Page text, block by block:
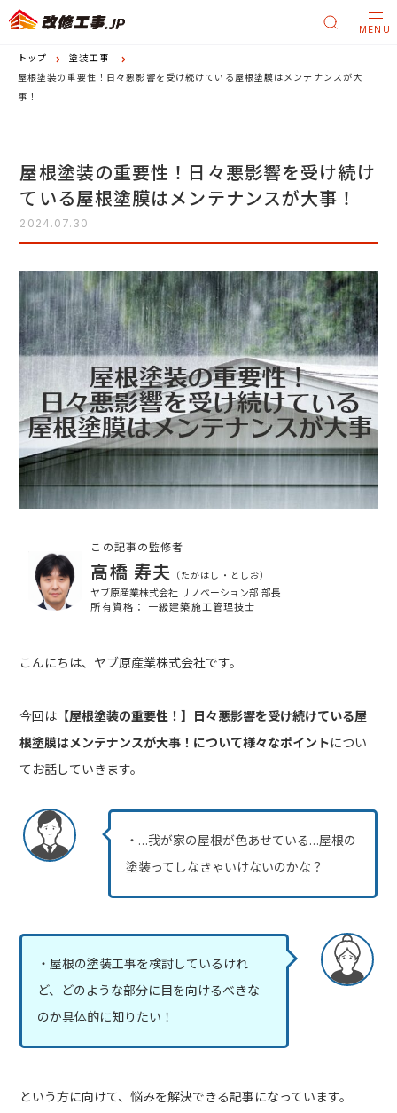
MENU
トップ
塗装工事
屋根塗装の重要性！日々悪影響を受け続けている屋根塗膜はメンテナンスが大
事！
屋根塗装の重要性！日々悪影響を受け続け
ている屋根塗膜はメンテナンスが大事！
2024.07.30
この記事の監修者
高橋 寿夫 （たかはし・としお）
ヤブ原産業株式会社 リノベーション部 部長
所有資格： 一級建築施工管理技士
こんにちは、ヤブ原産業株式会社です。
今回は 【屋根塗装の重要性！】日々悪影響を受け続けている屋
根塗膜はメンテナンスが大事！について様々なポイントについ
てお話していきます。
・…我が家の屋根が色あせている…屋根の
塗装ってしなきゃいけないのかな？
・屋根の塗装工事を検討しているけれ
ど、どのような部分に目を向けるべきな
のか具体的に知りたい！
という方に向けて、悩みを解決できる記事になっています。